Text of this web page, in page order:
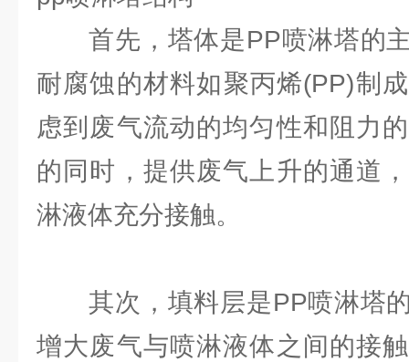
首先，塔体是PP喷淋塔的主
耐腐蚀的材料如聚丙烯(PP)制
虑到废气流动的均匀性和阻力
的同时，提供废气上升的通道
淋液体充分接触。
其次，填料层是PP喷淋塔的
增大废气与喷淋液体之间的接